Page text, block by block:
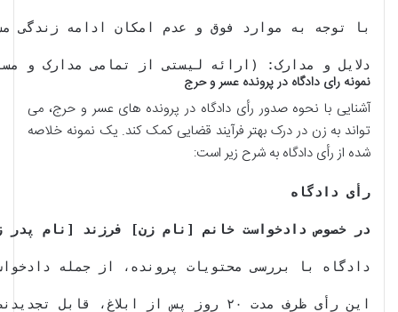
دلایل و مدارک: (ارائه لیستی از تمامی مدارک و
نمونه رای دادگاه در پرونده عسر و حرج
آشنایی با نحوه صدور رأی دادگاه در پرونده های عسر و حرج، می
تواند به زن در درک بهتر فرآیند قضایی کمک کند. یک نمونه خلاصه
شده از رأی دادگاه به شرح زیر است:
رأی دادگاه
در خصوص دادخواست خانم [نام زن] فرزند [نام
دادگاه با بررسی محتویات پرونده، از جمله